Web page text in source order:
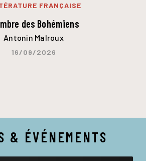
FRANÇAISE
des Bohémiens
Antonin Malroux
16/09/2026
& ÉVÉNEMENTS